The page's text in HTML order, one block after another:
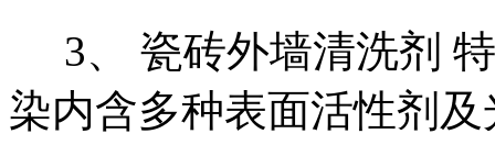
3、 瓷砖外墙清洗剂
染内含多种表面活性剂